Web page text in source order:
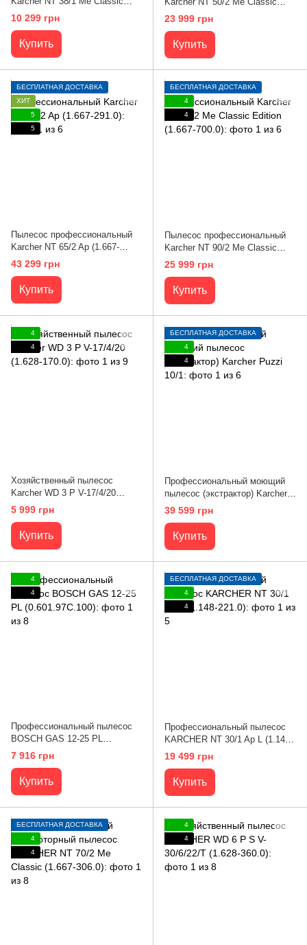
Edition (1.428-538.0)
10 299 грн
Купить
(1.667-030.0)
23 999 грн
Купить
БЕСПЛАТНАЯ ДОСТАВКА
ХИТ
5
5
Пылесос профессиональный
Karcher NT 65/2 Ap (1.667-
291.0)
43 299 грн
Купить
БЕСПЛАТНАЯ ДОСТАВКА
4
4
Пылесос профессиональный
Karcher NT 90/2 Me Classic
Edition (1.667-700.0)
25 999 грн
Купить
4
4
Хозяйственный пылесос
Karcher WD 3 P V-17/4/20
(1.628-170.0)
5 999 грн
Купить
БЕСПЛАТНАЯ ДОСТАВКА
4
4
Профессиональный моющий
пылесос (экстрактор) Karcher
Puzzi 10/1
39 599 грн
Купить
4
4
Профессиональный пылесос
BOSCH GAS 12-25 PL
(0.601.97C.100)
7 916 грн
Купить
БЕСПЛАТНАЯ ДОСТАВКА
4
4
Профессиональный пылесос
KARCHER NT 30/1 Ap L (1.148-
221.0)
19 499 грн
Купить
БЕСПЛАТНАЯ ДОСТАВКА
4
4
4
4